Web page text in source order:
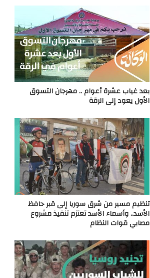
بعد غياب عشرة أعوام .. مهرجان التسوق
الأول يعود إلى الرقة
تنظيم مسير من شرق سوريا إلى قبر حافظ
الأسد.. وأسماء الأسد تعتزم تنفيذ مشروع
مصابي قوات النظام